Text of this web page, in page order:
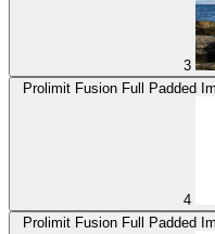
3
Prolimit Fusion Full Padded
4
Prolimit Fusion Full Padded